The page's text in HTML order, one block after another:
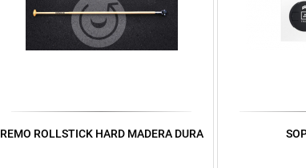
REMO ROLLSTICK HARD MADERA DURA